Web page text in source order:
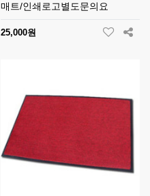
매트/인쇄로고별도문의요
25,000원